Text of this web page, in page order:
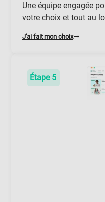
Une équipe engagée
votre choix et tout au
J'ai fait mon choix
Étape 5